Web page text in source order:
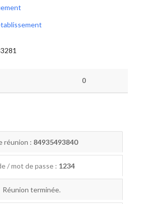
0
réunion : 84935493840
/ mot de passe : 1234
Réunion terminée.